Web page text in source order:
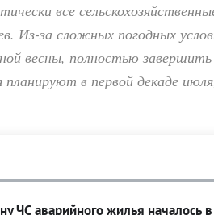
все
Из-за сложных погодных
весны, полностью
в первой декаде июля
ЧС аварийного жилья началось